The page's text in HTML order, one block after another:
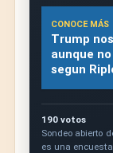
CONOCE MÁS
Trump
aunque
segun
190 votos
Sondeo abierto
es una